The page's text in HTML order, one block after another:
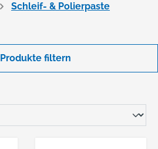
Schleif- & Polierpaste
Produkte filtern